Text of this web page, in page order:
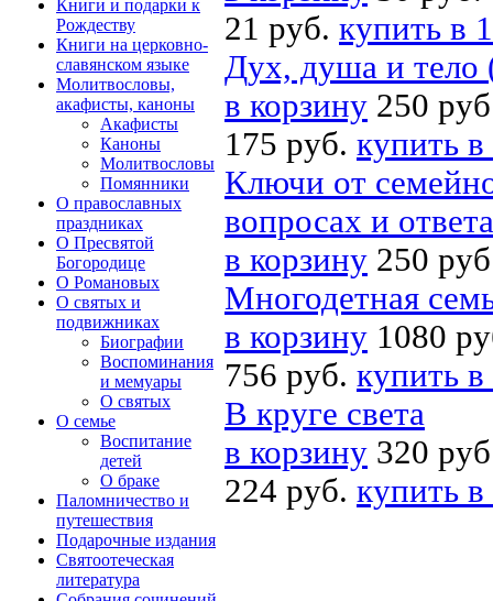
Книги и подарки к
Рождеству
Книги на церковно-
славянском языке
Молитвословы,
акафисты, каноны
Акафисты
Каноны
Молитвословы
Помянники
О православных
праздниках
О Пресвятой
Богородице
О Романовых
О святых и
подвижниках
Биографии
Воспоминания
и мемуары
О святых
О семье
Воспитание
детей
О браке
Паломничество и
путешествия
Подарочные издания
Святоотеческая
литература
21 руб. купить в
Дух, душа и тело
в корзину 250
175 руб. купить
Ключи от
вопросах и
в корзину 250
Многодетная
в корзину 1080
756 руб. купить
В круге света
в корзину 320
224 руб. купить